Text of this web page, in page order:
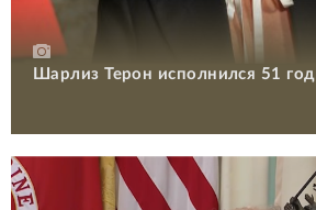
Шарлиз Терон исполнился 51 год